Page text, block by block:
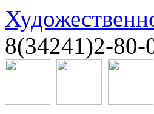
8(34241)2-80-